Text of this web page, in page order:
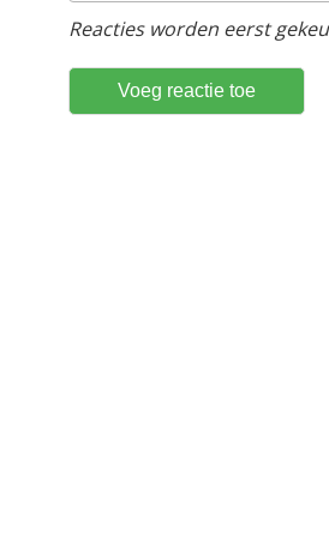
Reacties worden eerst